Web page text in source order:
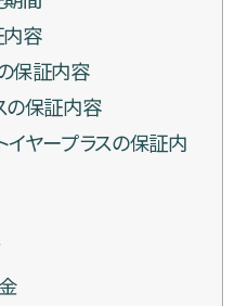
内容
保証内容
の保証内容
イヤープラスの保証内